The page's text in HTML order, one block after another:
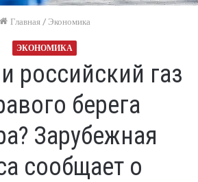
Главная / Экономика
ЭКОНОМИКА
российский газ
берега
Зарубежная
сообщает о